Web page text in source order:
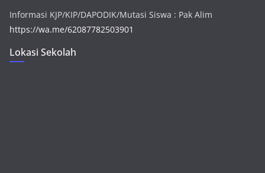
Informasi KJP/KIP/DAPODIK/Mutasi Siswa : Pak Alim
https://wa.me/62087782503901
Lokasi Sekolah